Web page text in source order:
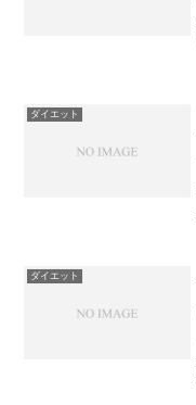
ダイエット
ダイエット